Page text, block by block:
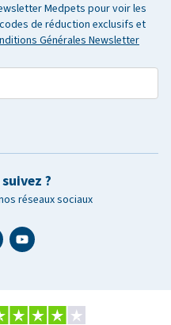
Medpets pour voir les
de réduction exclusifs et
Générales Newsletter
?
réseaux sociaux